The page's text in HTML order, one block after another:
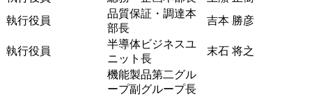
執行役員
品質保証・調達本
部長
吉本 勝彦
執行役員
半導体ビジネスユ
ニット長
末石 将之
機能製品第二グル
ープ副グループ長